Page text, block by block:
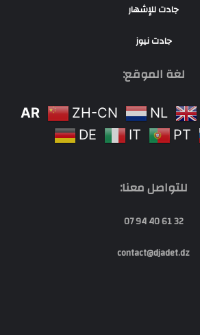
جادت للإشهار
جادت نيوز
لغة الموقع:
AR ZH-CN NL
DE
IT PT
للتواصل معنا:
32 61 40 94 07
contact@djadet.dz